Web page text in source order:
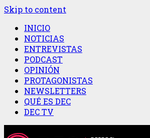
Skip to content
INICIO
NOTICIAS
ENTREVISTAS
PODCAST
OPINIÓN
PROTAGONISTAS
NEWSLETTERS
QUÉ ES DEC
DEC TV